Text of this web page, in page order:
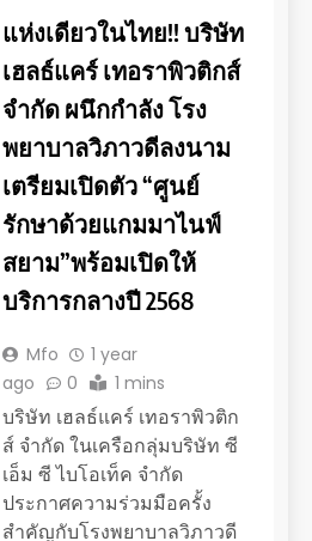
แห่งเดียวในไทย!! บริษัท
เฮลธ์แคร์ เทอราพิวติกส์
จำกัด ผนึกกำลัง โรง
พยาบาลวิภาวดีลงนาม
เตรียมเปิดตัว “ศูนย์
รักษาด้วยแกมมาไนฟ์
สยาม”พร้อมเปิดให้
บริการกลางปี 2568
Mfo
1 year
ago
0 1 mins
บริษัท เฮลธ์แคร์ เทอราพิวติก
ส์ จำกัด ในเครือกลุ่มบริษัท ซี
เอ็ม ซี ไบโอเท็ค จำกัด
ประกาศความร่วมมือครั้ง
สำคัญกับโรงพยาบาลวิภาวดี